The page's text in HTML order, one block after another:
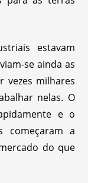
estavam
se ainda as
vezes milhares
nelas. O
e o
começaram a
do que